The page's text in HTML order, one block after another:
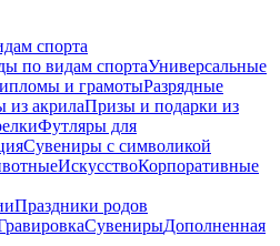
спорта
по видам спортаУниверсальные
и грамотыРазрядные
из акрилаПризы и подарки из
Футляры для
Сувениры с символикой
ИскусствоКорпоративные
Праздники родов
СувенирыДополненная